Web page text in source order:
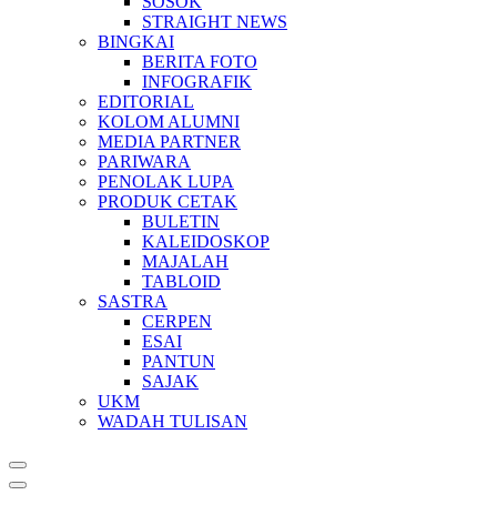
STRAIGHT NEWS
BINGKAI
BERITA FOTO
INFOGRAFIK
EDITORIAL
KOLOM ALUMNI
MEDIA PARTNER
PARIWARA
PENOLAK LUPA
PRODUK CETAK
BULETIN
KALEIDOSKOP
MAJALAH
TABLOID
SASTRA
CERPEN
ESAI
PANTUN
SAJAK
UKM
WADAH TULISAN